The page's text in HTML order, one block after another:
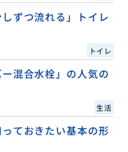
ずつ流れる」トイレ
トイレ
混合水栓」の人気の
生活
ておきたい基本の形